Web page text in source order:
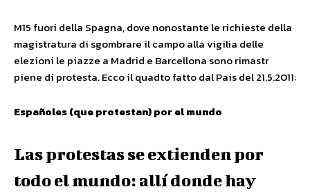
M15 fuori della Spagna, dove nonostante le richieste della
magistratura di sgombrare il campo alla vigilia delle
elezioni le piazze a Madrid e Barcellona sono rimastr
piene di protesta. Ecco il quadto fatto dal Pais del 21.5.2011:
Españoles (que protestan) por el mundo
Las protestas se extienden por
todo el mundo: allí donde hay